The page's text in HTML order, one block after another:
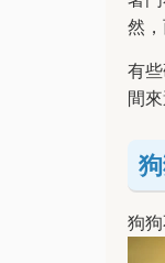
然
有
間
狗